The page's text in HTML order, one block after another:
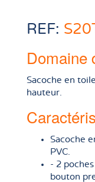
REF:
Domaine
Sacoche en
hauteur.
Sacoche
PVC.
- 2
bouton